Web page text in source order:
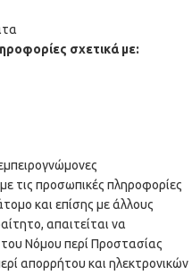
σχετικά με:
τις προσωπικές πληροφορίες
και επίσης με άλλους
απαιτείται να
Νόμου περί Προστασίας
απορρήτου και ηλεκτρονικών